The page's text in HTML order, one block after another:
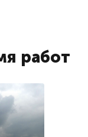
работ